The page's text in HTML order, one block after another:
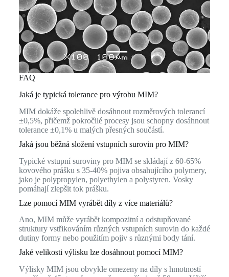
FAQ
Jaká je typická tolerance pro výrobu MIM?
MIM dokáže spolehlivě dosáhnout rozměrových tolerancí
±0,5%, přičemž pokročilé procesy jsou schopny dosáhnout
tolerance ±0,1% u malých přesných součástí.
Jaká jsou běžná složení vstupních surovin pro MIM?
Typické vstupní suroviny pro MIM se skládají z 60-65%
kovového prášku s 35-40% pojiva obsahujícího polymery,
jako je polypropylen, polyethylen a polystyren. Vosky
pomáhají zlepšit tok prášku.
Lze pomocí MIM vyrábět díly z více materiálů?
Ano, MIM může vyrábět kompozitní a odstupňované
struktury vstřikováním různých vstupních surovin do každé
dutiny formy nebo použitím pojiv s různými body tání.
Jaké velikosti výlisku lze dosáhnout pomocí MIM?
Výlisky MIM jsou obvykle omezeny na díly s hmotností